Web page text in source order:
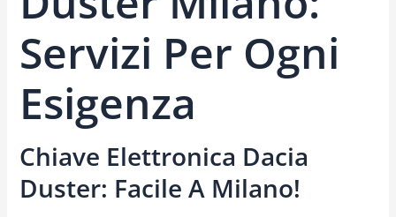
Servizi Per Ogni
Esigenza
Chiave Elettronica Dacia
Duster: Facile A Milano!